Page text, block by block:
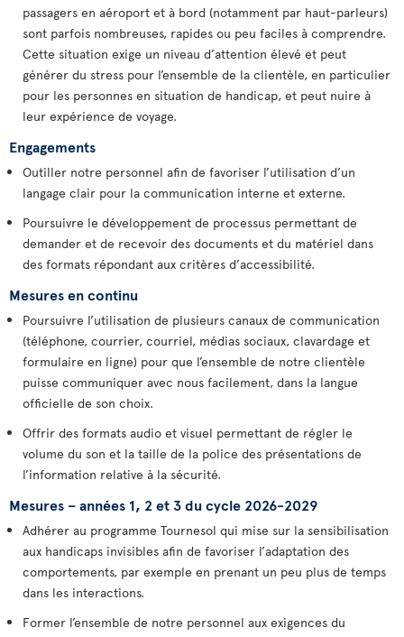
passagers en aéroport et à bord (notamment par haut-parleurs)
sont parfois nombreuses, rapides ou peu faciles à comprendre.
Cette situation exige un niveau d’attention élevé et peut
générer du stress pour l’ensemble de la clientèle, en particulier
pour les personnes en situation de handicap, et peut nuire à
leur expérience de voyage.
Engagements
Outiller notre personnel afin de favoriser l’utilisation d’un
langage clair pour la communication interne et externe.
Poursuivre le développement de processus permettant de
demander et de recevoir des documents et du matériel dans
des formats répondant aux critères d’accessibilité.
Mesures en continu
Poursuivre l’utilisation de plusieurs canaux de communication
(téléphone, courrier, courriel, médias sociaux, clavardage et
formulaire en ligne) pour que l’ensemble de notre clientèle
puisse communiquer avec nous facilement, dans la langue
officielle de son choix.
Offrir des formats audio et visuel permettant de régler le
volume du son et la taille de la police des présentations de
l’information relative à la sécurité.
Mesures – années 1, 2 et 3 du cycle 2026-2029
Adhérer au programme Tournesol qui mise sur la sensibilisation
aux handicaps invisibles afin de favoriser l’adaptation des
comportements, par exemple en prenant un peu plus de temps
dans les interactions.
Former l’ensemble de notre personnel aux exigences du